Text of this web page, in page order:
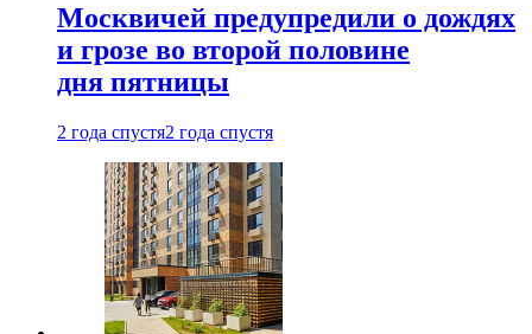
Москвичей предупредили о дождях
и грозе во второй половине
дня пятницы
2 года спустя2 года спустя